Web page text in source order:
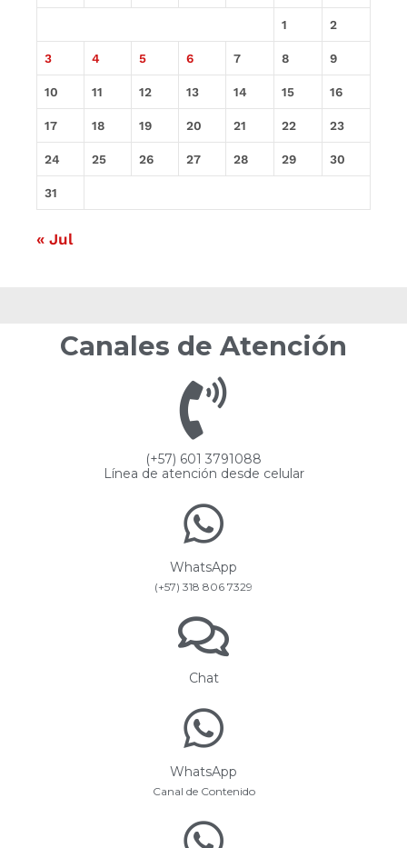
1 2
3 4 5 6 7 8 9
10 11 12 13 14 15 16
17 18 19 20 21 22 23
24 25 26 27 28 29 30
31
« Jul
Canales de Atención
(+57) 601 3791088
Línea de atención desde celular
WhatsApp
(+57) 318 806 7329
Chat
WhatsApp
Canal de Contenido